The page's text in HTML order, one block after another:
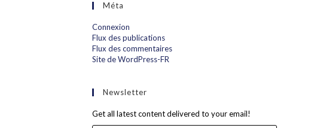
Méta
Connexion
Flux des publications
Flux des commentaires
Site de WordPress-FR
Newsletter
Get all latest content delivered to your email!